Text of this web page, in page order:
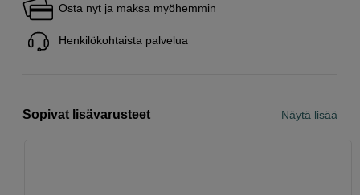
Osta nyt ja maksa myöhemmin
Henkilökohtaista palvelua
Sopivat lisävarusteet Näytä lisää